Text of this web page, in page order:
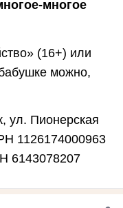
многое
(16+) или
можно,
ул. Пионерская
1126174000963
6143078207